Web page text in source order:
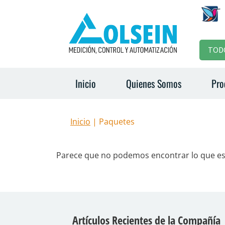
Inicio Quienes Somos
Inicio | Paquetes
Parece que no podemos encontrar lo que
Artículos Recientes de la Compañía